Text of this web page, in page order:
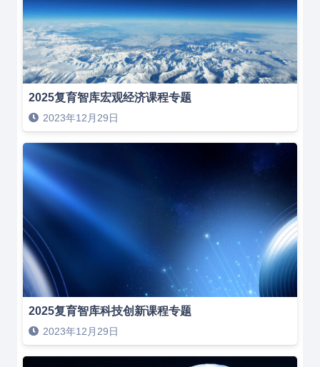
2025复育智库宏观经济课程专题
2023年12月29日
2025复育智库科技创新课程专题
2023年12月29日